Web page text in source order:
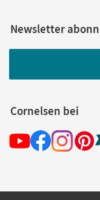
Newsletter
Cornelsen bei